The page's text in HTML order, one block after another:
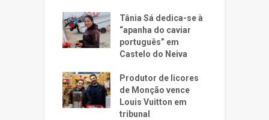
Tânia Sá dedica-se à
“apanha do caviar
português” em
Castelo do Neiva
Produtor de licores
de Monção vence
Louis Vuitton em
tribunal